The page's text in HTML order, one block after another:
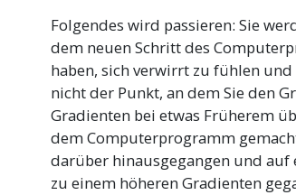
Folgendes wird passieren: Sie
dem neuen Schritt des
haben, sich verwirrt zu fühlen
nicht der Punkt, an dem Sie den
Gradienten bei etwas Früherem
dem Computerprogramm
darüber hinausgegangen und auf
zu einem höheren Gradienten